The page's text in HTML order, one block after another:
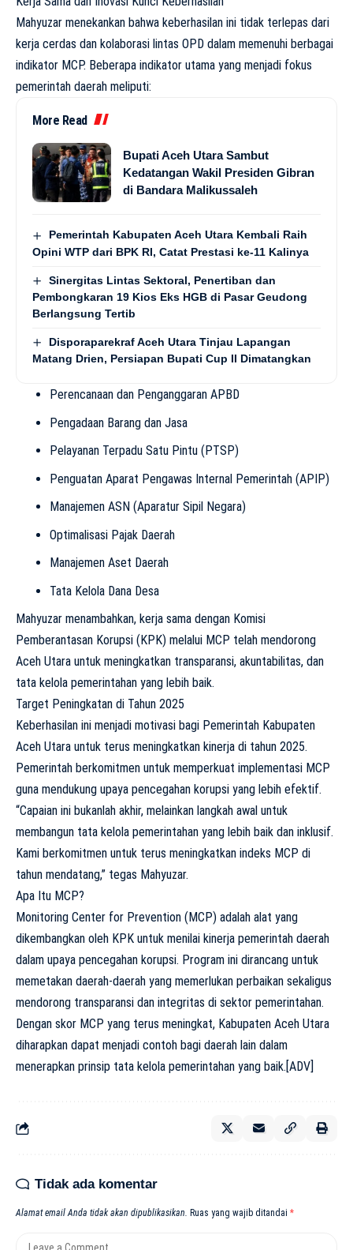
Mahyuzar menekankan bahwa keberhasilan ini tidak terlepas dari
kerja cerdas dan kolaborasi lintas OPD dalam memenuhi berbagai
indikator MCP. Beberapa indikator utama yang menjadi fokus
pemerintah daerah meliputi:
More Read
Bupati Aceh Utara Sambut
Kedatangan Wakil Presiden Gibran
di Bandara Malikussaleh
Pemerintah Kabupaten Aceh Utara Kembali Raih
Opini WTP dari BPK RI, Catat Prestasi ke-11 Kalinya
Sinergitas Lintas Sektoral, Penertiban dan
Pembongkaran 19 Kios Eks HGB di Pasar Geudong
Berlangsung Tertib
Disporaparekraf Aceh Utara Tinjau Lapangan
Matang Drien, Persiapan Bupati Cup II Dimatangkan
Perencanaan dan Penganggaran APBD
Pengadaan Barang dan Jasa
Pelayanan Terpadu Satu Pintu (PTSP)
Penguatan Aparat Pengawas Internal Pemerintah (APIP)
Manajemen ASN (Aparatur Sipil Negara)
Optimalisasi Pajak Daerah
Manajemen Aset Daerah
Tata Kelola Dana Desa
Mahyuzar menambahkan, kerja sama dengan Komisi
Pemberantasan Korupsi (KPK) melalui MCP telah mendorong
Aceh Utara untuk meningkatkan transparansi, akuntabilitas, dan
tata kelola pemerintahan yang lebih baik.
Target Peningkatan di Tahun 2025
Keberhasilan ini menjadi motivasi bagi Pemerintah Kabupaten
Aceh Utara untuk terus meningkatkan kinerja di tahun 2025.
Pemerintah berkomitmen untuk memperkuat implementasi MCP
guna mendukung upaya pencegahan korupsi yang lebih efektif.
“Capaian ini bukanlah akhir, melainkan langkah awal untuk
membangun tata kelola pemerintahan yang lebih baik dan inklusif.
Kami berkomitmen untuk terus meningkatkan indeks MCP di
tahun mendatang,” tegas Mahyuzar.
Apa Itu MCP?
Monitoring Center for Prevention (MCP) adalah alat yang
dikembangkan oleh KPK untuk menilai kinerja pemerintah daerah
dalam upaya pencegahan korupsi. Program ini dirancang untuk
memetakan daerah-daerah yang memerlukan perbaikan sekaligus
mendorong transparansi dan integritas di sektor pemerintahan.
Dengan skor MCP yang terus meningkat, Kabupaten Aceh Utara
diharapkan dapat menjadi contoh bagi daerah lain dalam
menerapkan prinsip tata kelola pemerintahan yang baik.[ADV]
Tidak ada komentar
Alamat email Anda tidak akan dipublikasikan. Ruas yang wajib ditandai *